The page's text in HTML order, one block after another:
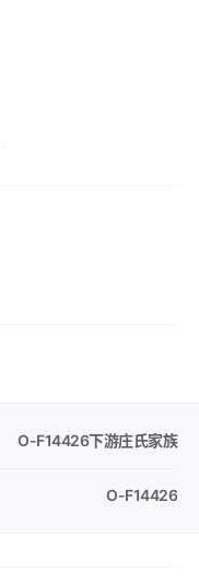
O-F14426下游庄氏家族
O-F14426